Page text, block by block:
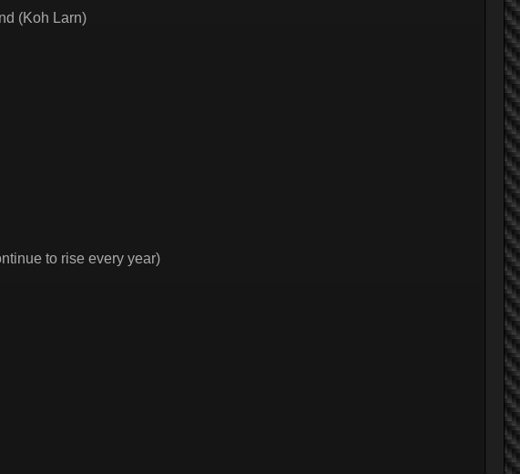
(Koh Larn)
to rise every year)